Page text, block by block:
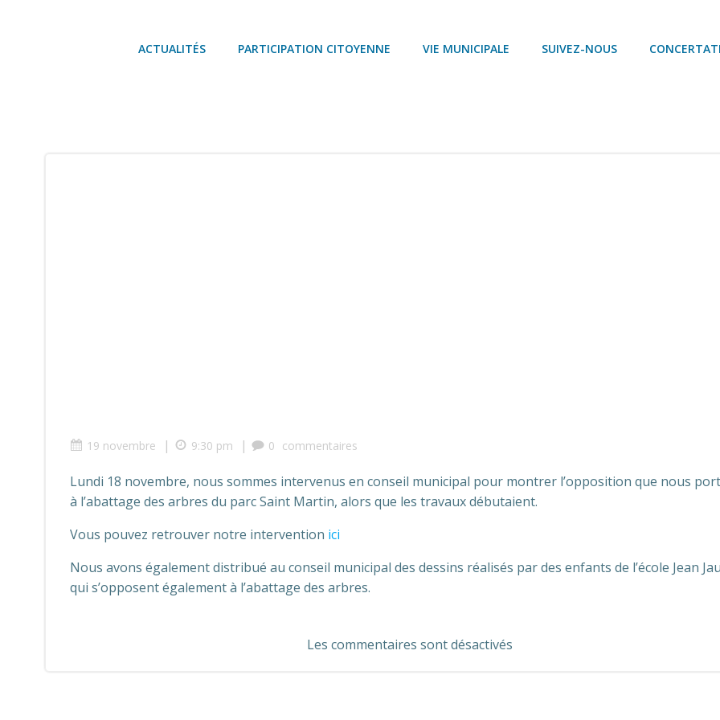
ACTUALITÉS PARTICIPATION CITOYENNE VIE MUNICIPALE SUIVEZ-NOUS
19 novembre | 9:30 pm | 0 commentaires
Lundi 18 novembre, nous sommes intervenus en conseil municipal pour montrer l’opposition que nous
à l’abattage des arbres du parc Saint Martin, alors que les travaux débutaient.
Vous pouvez retrouver notre intervention ici
Nous avons également distribué au conseil municipal des dessins réalisés par des enfants de l’école Jean
qui s’opposent également à l’abattage des arbres.
Les commentaires sont désactivés